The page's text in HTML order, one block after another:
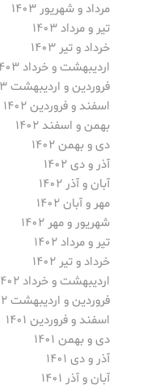
مرداد و شهریور ۱۴۰۳
تیر و مرداد ۱۴۰۳
خرداد و تیر ۱۴۰۳
اردیبهشت و خرداد ۱۴۰۳
فروردین و اردیبهشت ۱۴۰۳
اسفند و فروردین ۱۴۰۲
بهمن و اسفند ۱۴۰۲
دی و بهمن ۱۴۰۲
آذر و دی ۱۴۰۲
آبان و آذر ۱۴۰۲
مهر و آبان ۱۴۰۲
شهریور و مهر ۱۴۰۲
تیر و مرداد ۱۴۰۲
خرداد و تیر ۱۴۰۲
اردیبهشت و خرداد ۱۴۰۲
فروردین و اردیبهشت ۱۴۰۲
اسفند و فروردین ۱۴۰۱
دی و بهمن ۱۴۰۱
آذر و دی ۱۴۰۱
آبان و آذر ۱۴۰۱